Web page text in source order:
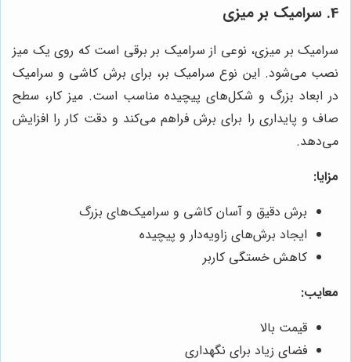
4. سرامیک بر میزی
سرامیک بر میزی، نوعی از سرامیک بر برقی است که روی یک میز
نصب می‌شود. این نوع سرامیک بر، برای برش کاشی و سرامیک
در ابعاد بزرگ و شکل‌های پیچیده مناسب است. میز کار، سطح
صاف و پایداری را برای برش فراهم می‌کند و دقت کار را افزایش
می‌دهد.
مزایا:
برش دقیق و آسان کاشی و سرامیک‌های بزرگ
ایجاد برش‌های زاویه‌دار و پیچیده
کاهش خستگی کاربر
معایب:
قیمت بالا
فضای زیاد برای نگهداری